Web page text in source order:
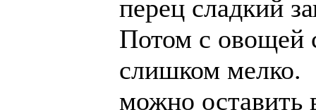
перец сладкий
Потом с овощей
слишком мелко.
можно оставить